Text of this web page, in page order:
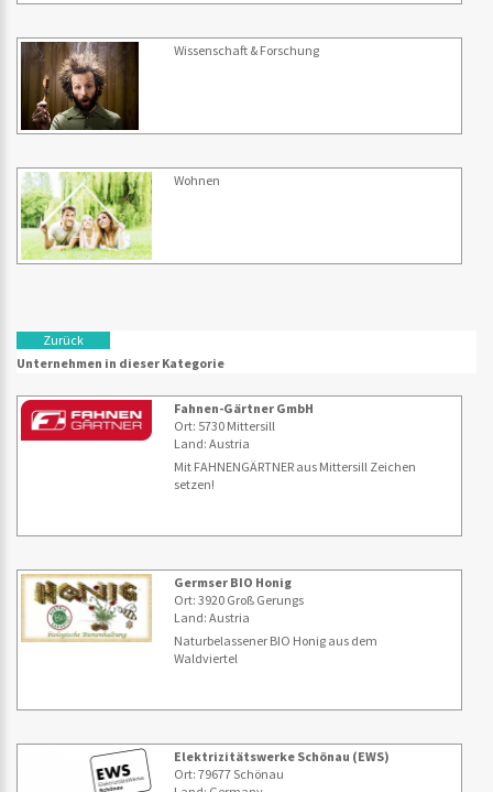
Wissenschaft & Forschung
Wohnen
Zurück
Unternehmen in dieser Kategorie
Fahnen-Gärtner GmbH
Ort: 5730 Mittersill
Land: Austria
Mit FAHNENGÄRTNER aus Mittersill Zeichen
setzen!
Germser BIO Honig
Ort: 3920 Groß Gerungs
Land: Austria
Naturbelassener BIO Honig aus dem
Waldviertel
Elektrizitätswerke Schönau (EWS)
Ort: 79677 Schönau